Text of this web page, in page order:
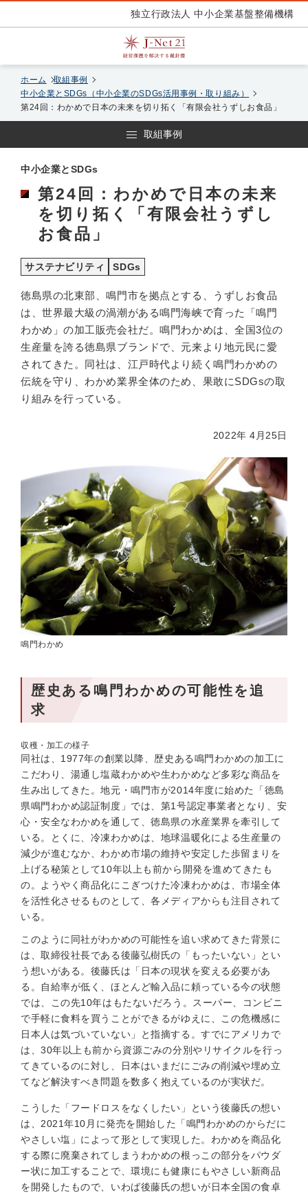
独立行政法人 中小企業基盤整備機構
ホーム
取組事例
中小企業とSDGs（中小企業のSDGs活用事例・取り組み）
第24回：わかめで日本の未来を切り拓く「有限会社うずしお食品」
取組事例
中小企業とSDGs
第24回：わかめで日本の未来
を切り拓く「有限会社うずし
お食品」
サステナビリティ SDGs
徳島県の北東部、鳴門市を拠点とする、うずしお食品
は、世界最大級の渦潮がある鳴門海峡で育った「鳴門
わかめ」の加工販売会社だ。鳴門わかめは、全国3位の
生産量を誇る徳島県ブランドで、元来より地元民に愛
されてきた。同社は、江戸時代より続く鳴門わかめの
伝統を守り、わかめ業界全体のため、果敢にSDGsの取
り組みを行っている。
2022年 4月25日
鳴門わかめ
歴史ある鳴門わかめの可能性を追
求
収穫・加工の様子
同社は、1977年の創業以降、歴史ある鳴門わかめの加工に
こだわり、湯通し塩蔵わかめや生わかめなど多彩な商品を
生み出してきた。地元・鳴門市が2014年度に始めた「徳島
県鳴門わかめ認証制度」では、第1号認定事業者となり、安
心・安全なわかめを通して、徳島県の水産業界を牽引して
いる。とくに、冷凍わかめは、地球温暖化による生産量の
減少が進むなか、わかめ市場の維持や安定した歩留まりを
上げる秘策として10年以上も前から開発を進めてきたも
の。ようやく商品化にこぎつけた冷凍わかめは、市場全体
を活性化させるものとして、各メディアからも注目されて
いる。
このように同社がわかめの可能性を追い求めてきた背景に
は、取締役社長である後藤弘樹氏の「もったいない」とい
う想いがある。後藤氏は「日本の現状を変える必要があ
る。自給率が低く、ほとんど輸入品に頼っている今の状態
では、この先10年はもたないだろう。スーパー、コンビニ
で手軽に食料を買うことができるがゆえに、この危機感に
日本人は気づいていない」と指摘する。すでにアメリカで
は、30年以上も前から資源ごみの分別やリサイクルを行っ
てきているのに対し、日本はいまだにごみの削減や埋め立
てなど解決すべき問題を数多く抱えているのが実状だ。
こうした「フードロスをなくしたい」という後藤氏の想い
は、2021年10月に発売を開始した「鳴門わかめのからだに
やさしい塩」によって形として実現した。わかめを商品化
する際に廃棄されてしまうわかめの根っこの部分をパウダ
ー状に加工することで、環境にも健康にもやさしい新商品
を開発したもので、いわば後藤氏の想いが日本全国の食卓